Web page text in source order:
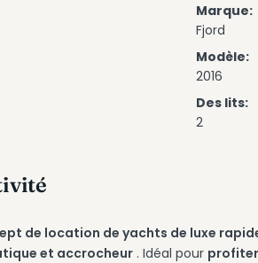
Marque:
Fjord
Modèle:
2016
Des lits:
2
de location de yachts de luxe
et accrocheur . Idéal pour